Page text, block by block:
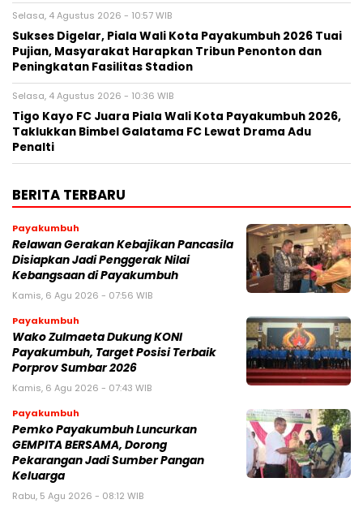
Selasa, 4 Agustus 2026 - 10:57 WIB
Sukses Digelar, Piala Wali Kota Payakumbuh 2026 Tuai
Pujian, Masyarakat Harapkan Tribun Penonton dan
Peningkatan Fasilitas Stadion
Selasa, 4 Agustus 2026 - 10:36 WIB
Tigo Kayo FC Juara Piala Wali Kota Payakumbuh 2026,
Taklukkan Bimbel Galatama FC Lewat Drama Adu
Penalti
BERITA TERBARU
Payakumbuh
Relawan Gerakan Kebajikan Pancasila
Disiapkan Jadi Penggerak Nilai
Kebangsaan di Payakumbuh
Kamis, 6 Agu 2026 - 07:56 WIB
Payakumbuh
Wako Zulmaeta Dukung KONI
Payakumbuh, Target Posisi Terbaik
Porprov Sumbar 2026
Kamis, 6 Agu 2026 - 07:43 WIB
Payakumbuh
Pemko Payakumbuh Luncurkan
GEMPITA BERSAMA, Dorong
Pekarangan Jadi Sumber Pangan
Keluarga
Rabu, 5 Agu 2026 - 08:12 WIB